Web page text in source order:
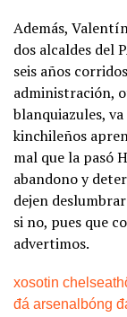
Además,
dos alcaldes del
seis años
administración,
blanquiazules,
kinchileños
mal que la pasó
abandono y
dejen
si no, pues que
advertimos.
xosotin chelsea
đá arsenal bóng